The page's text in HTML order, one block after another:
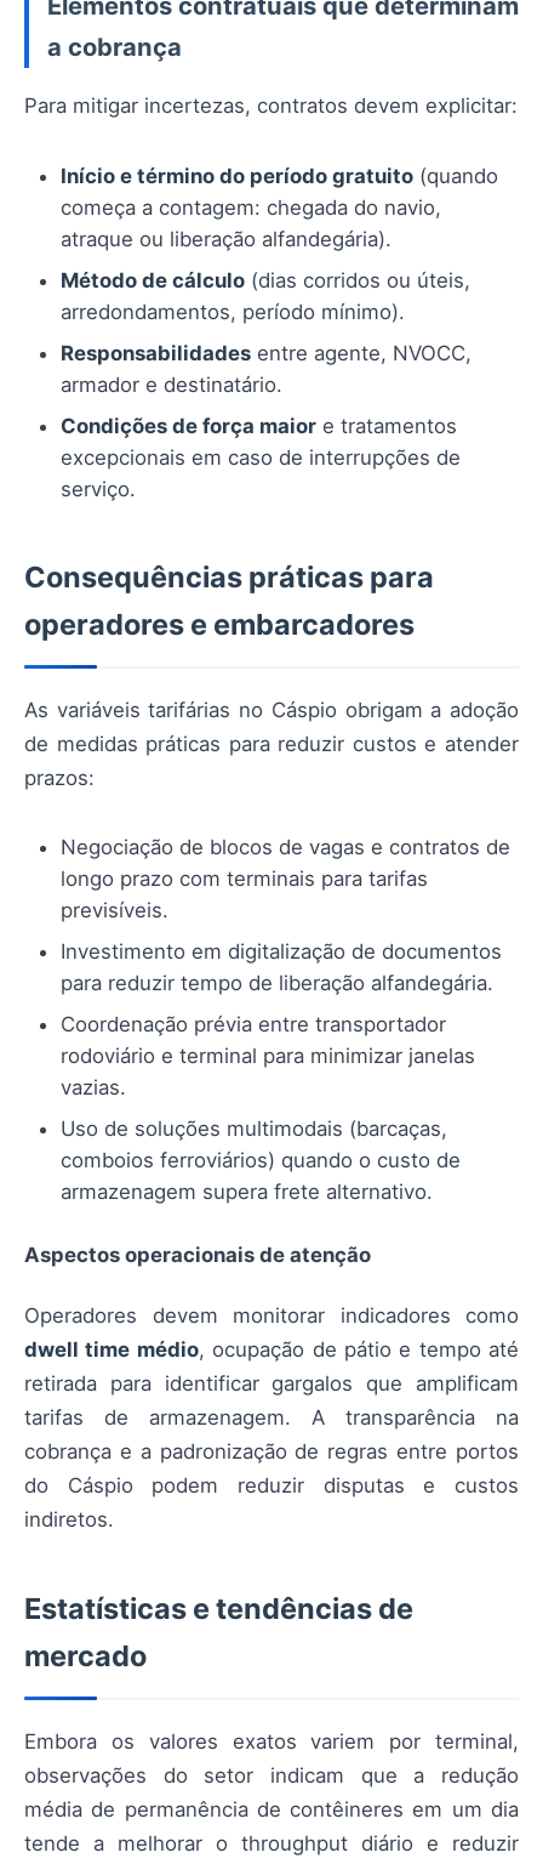
a cobrança
Para mitigar incertezas, contratos devem explicitar:
Início e término do período gratuito (quando
começa a contagem: chegada do navio,
atraque ou liberação alfandegária).
Método de cálculo (dias corridos ou úteis,
arredondamentos, período mínimo).
Responsabilidades entre agente, NVOCC,
armador e destinatário.
Condições de força maior e tratamentos
excepcionais em caso de interrupções de
serviço.
Consequências práticas para
operadores e embarcadores
As variáveis tarifárias no Cáspio obrigam a adoção
de medidas práticas para reduzir custos e atender
prazos:
Negociação de blocos de vagas e contratos de
longo prazo com terminais para tarifas
previsíveis.
Investimento em digitalização de documentos
para reduzir tempo de liberação alfandegária.
Coordenação prévia entre transportador
rodoviário e terminal para minimizar janelas
vazias.
Uso de soluções multimodais (barcaças,
comboios ferroviários) quando o custo de
armazenagem supera frete alternativo.
Aspectos operacionais de atenção
Operadores devem monitorar indicadores como
dwell time médio, ocupação de pátio e tempo até
retirada para identificar gargalos que amplificam
tarifas de armazenagem. A transparência na
cobrança e a padronização de regras entre portos
do Cáspio podem reduzir disputas e custos
indiretos.
Estatísticas e tendências de
mercado
Embora os valores exatos variem por terminal,
observações do setor indicam que a redução
média de permanência de contêineres em um dia
tende a melhorar o throughput diário e reduzir